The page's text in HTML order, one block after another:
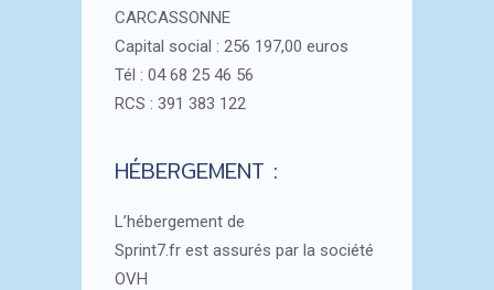
CARCASSONNE
Capital social : 256 197,00 euros
Tél : 04 68 25 46 56
RCS : 391 383 122
HÉBERGEMENT :
L’hébergement de
Sprint7.fr est assurés par la société
OVH